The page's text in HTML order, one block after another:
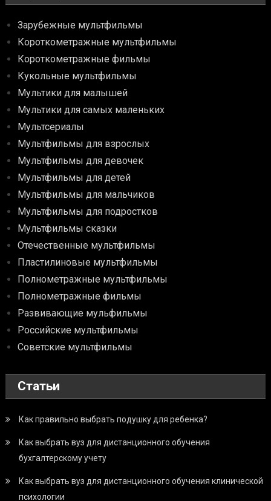
Зарубежные мультфильмы
Короткометражные мультфильмы
Короткометражные фильмы
Кукольные мультфильмы
Мультики для малышей
Мультики для самых маленьких
Мультсериалы
Мультфильмы для взрослых
Мультфильмы для девочек
Мультфильмы для детей
Мультфильмы для мальчиков
Мультфильмы для подростков
Мультфильмы сказки
Отечественные мультфильмы
Пластилиновые мультфильмы
Полнометражные мультфильмы
Полнометражные фильмы
Развивающие мульфильмы
Российские мультфильмы
Советские мультфильмы
Статьи
Как правильно выбрать подушку для ребенка?
Как выбрать вуз для дистанционного обучения
бухгалтерскому учету
Как выбрать вуз для дистанционного обучения клинической
психологии